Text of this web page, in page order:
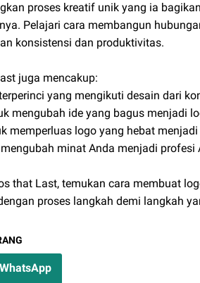
proses kreatif unik yang ia
Pelajari cara membangun
konsistensi dan produktivitas.
juga mencakup:
yang mengikuti desain dari
mengubah ide yang bagus menjadi
memperluas logo yang hebat
minat Anda menjadi profesi
that Last, temukan cara membuat
proses langkah demi langkah